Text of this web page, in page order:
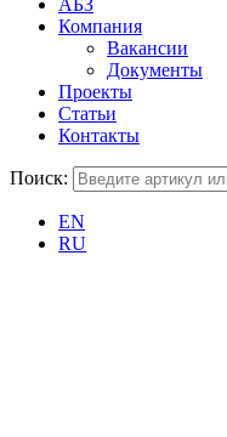
АБЗ
Компания
Вакансии
Документы
Проекты
Статьи
Контакты
Поиск:
EN
RU